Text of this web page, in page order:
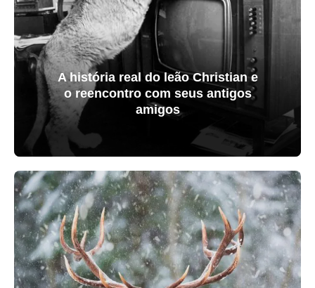
A história real do leão Christian e
o reencontro com seus antigos
amigos